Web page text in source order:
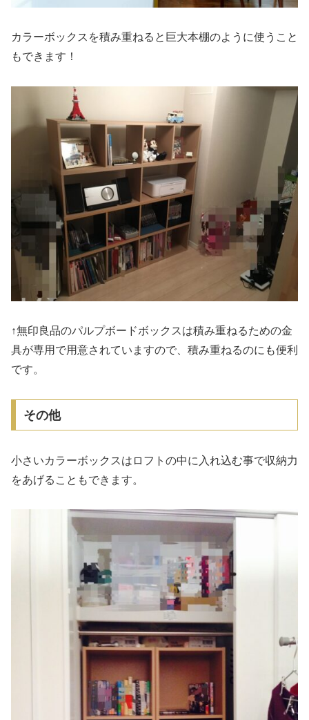
カラーボックスを積み重ねると巨大本棚のように使うこと
もできます！
↑無印良品のパルプボードボックスは積み重ねるための金
具が専用で用意されていますので、積み重ねるのにも便利
です。
その他
小さいカラーボックスはロフトの中に入れ込む事で収納力
をあげることもできます。